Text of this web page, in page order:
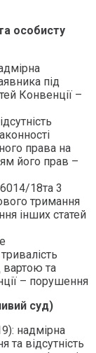
особисту
під
Конвенції –
права на
його прав –
18та 3
тримання
інших статей
вартою та
– порушення
суд)
надмірна
та відсутність